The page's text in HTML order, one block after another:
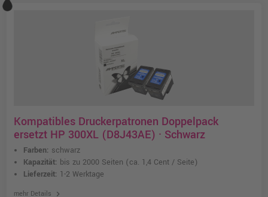
Kompatibles Druckerpatronen Doppelpack
ersetzt HP 300XL (D8J43AE) · Schwarz
Farben: schwarz
Kapazität: bis zu 2000 Seiten (ca. 1,4 Cent / Seite)
Lieferzeit: 1-2 Werktage
mehr Details chevron_right